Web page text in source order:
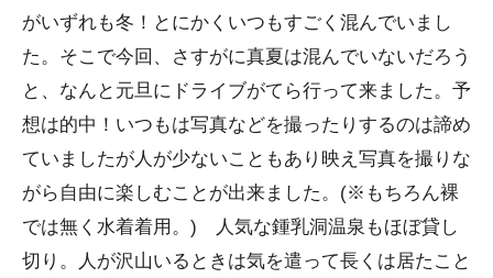
がいずれも冬！とにかくいつもすごく混んでいまし
た。そこで今回、さすがに真夏は混んでいないだろう
と、なんと元旦にドライブがてら行って来ました。予
想は的中！いつもは写真などを撮ったりするのは諦め
ていましたが人が少ないこともあり映え写真を撮りな
がら自由に楽しむことが出来ました。(※もちろん裸
では無く水着着用。) 人気な鍾乳洞温泉もほぼ貸し
切り。人が沢山いるときは気を遣って長くは居たこと